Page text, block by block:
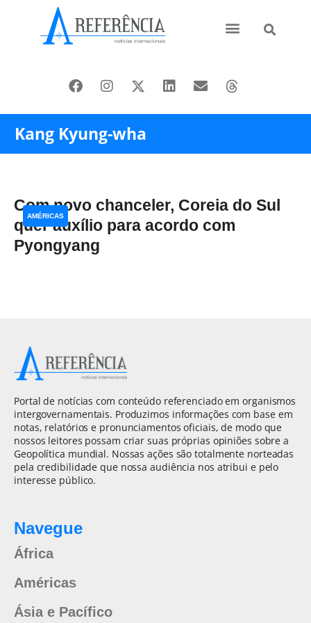
Kang Kyung-wha
Com novo chanceler, Coreia do Sul
quer auxílio para acordo com
Pyongyang
AMÉRICAS
Portal de notícias com conteúdo referenciado em organismos
intergovernamentais. Produzimos informações com base em
notas, relatórios e pronunciamentos oficiais, de modo que
nossos leitores possam criar suas próprias opiniões sobre a
Geopolítica mundial. Nossas ações são totalmente norteadas
pela credibilidade que nossa audiência nos atribui e pelo
interesse público.
Navegue
África
Américas
Ásia e Pacífico